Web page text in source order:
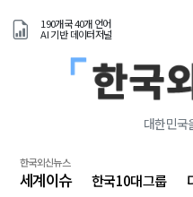
190개국 40개 언어
AI 기반 데이터저널
대한민국
한국외신뉴스
세계이슈 한국10대그룹